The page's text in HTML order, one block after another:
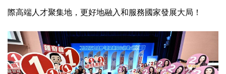
際高端人才聚集地，更好地融入和服務國家發展大局！